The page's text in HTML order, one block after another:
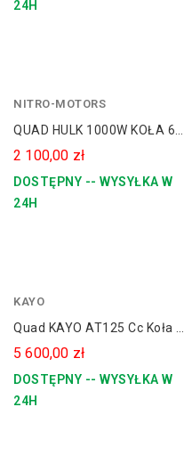
24H
NITRO-MOTORS
QUAD HULK 1000W KOŁA 6
Dla Dziecka
2 100,00 zł
DOSTĘPNY -- WYSYŁKA W
24H
KAYO
Quad KAYO AT125 Cc Koła 8
AUTOMAT"
5 600,00 zł
DOSTĘPNY -- WYSYŁKA W
24H